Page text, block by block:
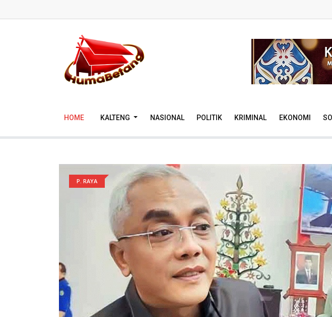
HOME KALTENG NASIONAL POLITIK KRIMINAL EKONOMI
P. RAYA